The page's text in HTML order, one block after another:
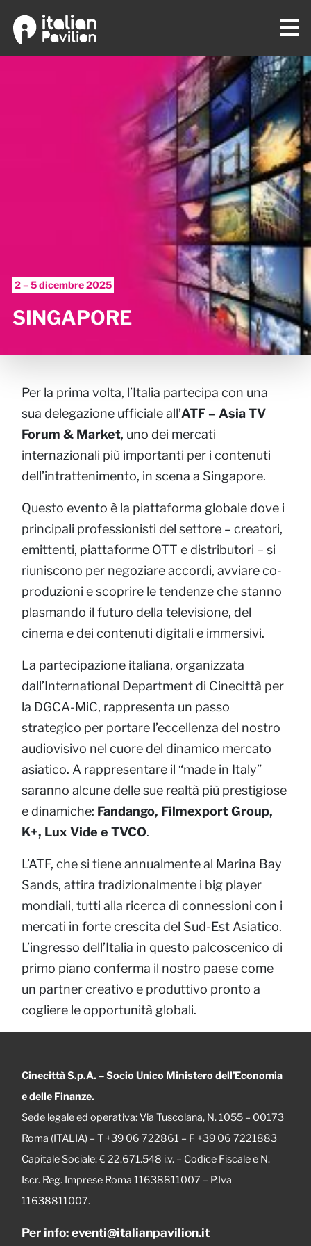
2 – 5 dicembre 2025
SINGAPORE
Per la prima volta, l’Italia partecipa con una
sua delegazione ufficiale all’ATF – Asia TV
Forum & Market, uno dei mercati
internazionali più importanti per i contenuti
dell’intrattenimento, in scena a Singapore.
Questo evento è la piattaforma globale dove i
principali professionisti del settore – creatori,
emittenti, piattaforme OTT e distributori – si
riuniscono per negoziare accordi, avviare co-
produzioni e scoprire le tendenze che stanno
plasmando il futuro della televisione, del
cinema e dei contenuti digitali e immersivi.
La partecipazione italiana, organizzata
dall’International Department di Cinecittà per
la DGCA-MiC, rappresenta un passo
strategico per portare l’eccellenza del nostro
audiovisivo nel cuore del dinamico mercato
asiatico. A rappresentare il “made in Italy”
saranno alcune delle sue realtà più prestigiose
e dinamiche: Fandango, Filmexport Group,
K+, Lux Vide e TVCO.
L’ATF, che si tiene annualmente al Marina Bay
Sands, attira tradizionalmente i big player
mondiali, tutti alla ricerca di connessioni con i
mercati in forte crescita del Sud-Est Asiatico.
L’ingresso dell’Italia in questo palcoscenico di
primo piano conferma il nostro paese come
un partner creativo e produttivo pronto a
cogliere le opportunità globali.
Cinecittà S.p.A. – Socio Unico Ministero dell’Economia
e delle Finanze.
Sede legale ed operativa: Via Tuscolana, N. 1055 – 00173
Roma (ITALIA) – T +39 06 722861 – F +39 06 7221883
Capitale Sociale: € 22.671.548 i.v. – Codice Fiscale e N.
Iscr. Reg. Imprese Roma 11638811007 – P.Iva
11638811007.
Per info:eventi@italianpavilion.it